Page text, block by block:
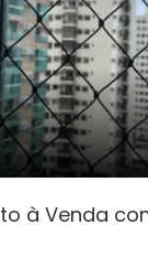
à Venda